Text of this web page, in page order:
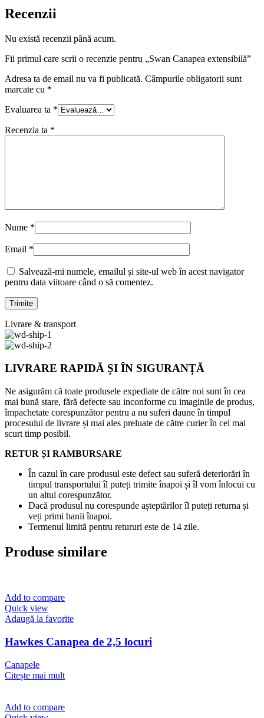
Recenzii
Nu există recenzii până acum.
Fii primul care scrii o recenzie pentru „Swan Canapea extensibilă”
Adresa ta de email nu va fi publicată. Câmpurile obligatorii sunt
marcate cu *
Evaluarea ta *
Recenzia ta *
Nume *
Email *
Salvează-mi numele, emailul și site-ul web în acest navigator
pentru data viitoare când o să comentez.
Livrare & transport
LIVRARE RAPIDĂ ȘI ÎN SIGURANȚĂ
Ne asigurăm că toate produsele expediate de către noi sunt în cea
mai bună stare, fără defecte sau inconforme cu imaginile de produs,
împachetate corespunzător pentru a nu suferi daune în timpul
procesului de livrare și mai ales preluate de către curier în cel mai
scurt timp posibil.
RETUR ȘI RAMBURSARE
În cazul în care produsul este defect sau suferă deteriorări în
timpul transportului îl puteți trimite înapoi și îl vom înlocui cu
un altul corespunzător.
Dacă produsul nu corespunde așteptărilor îl puteți returna și
veți primi banii înapoi.
Termenul limită pentru retururi este de 14 zile.
Produse similare
Add to compare
Quick view
Adaugă la favorite
Hawkes Canapea de 2,5 locuri
Canapele
Citește mai mult
Add to compare